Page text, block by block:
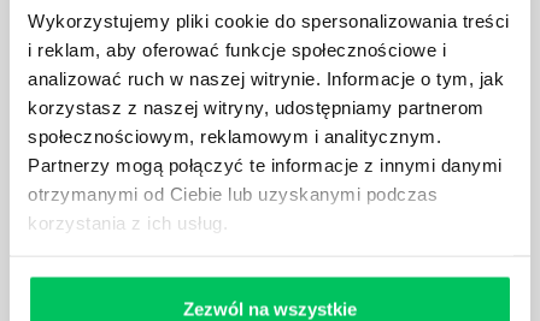
Wykorzystujemy pliki cookie do spersonalizowania treści
i reklam, aby oferować funkcje społecznościowe i
analizować ruch w naszej witrynie. Informacje o tym, jak
korzystasz z naszej witryny, udostępniamy partnerom
społecznościowym, reklamowym i analitycznym.
Partnerzy mogą połączyć te informacje z innymi danymi
otrzymanymi od Ciebie lub uzyskanymi podczas
korzystania z ich usług.
Zezwól na wszystkie
GDZIE MOŻEMY ZAPOZNAĆ SIĘ Z
WYMAGANIAMI NORM JAKOŚCI WYROBÓW
MEDYCZNYCH?
W związku z ogromnym rozwojem dzisiejszego
społeczeństwa wprowadzane jest coraz więcej reguł,
dziedziny gospodarki. Dzięki nim wszystkie firmy
będą zobowiązane przestrzegać zasad, których